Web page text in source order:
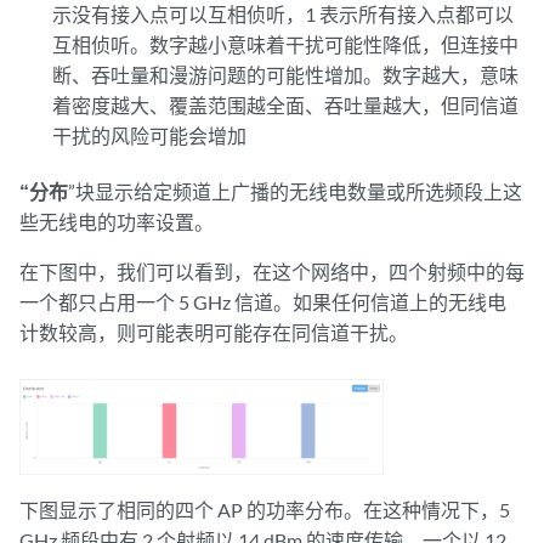
示没有接入点可以互相侦听，1 表示所有接入点都可以
互相侦听。数字越小意味着干扰可能性降低，但连接中
断、吞吐量和漫游问题的可能性增加。数字越大，意味
着密度越大、覆盖范围越全面、吞吐量越大，但同信道
干扰的风险可能会增加
“分布”块显示给定频道上广播的无线电数量或所选频段上这
些无线电的功率设置。
在下图中，我们可以看到，在这个网络中，四个射频中的每
一个都只占用一个 5 GHz 信道。如果任何信道上的无线电
计数较高，则可能表明可能存在同信道干扰。
下图显示了相同的四个 AP 的功率分布。在这种情况下，5